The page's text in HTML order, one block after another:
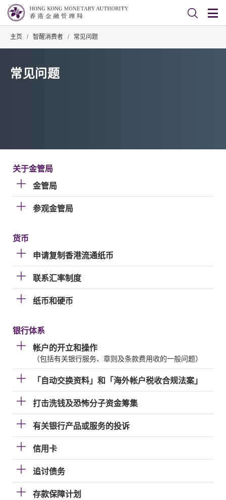
主页 / 智醒消费者 / 常见问题
常见问题
关于金管局
金管局
参观金管局
货币
申请复制香港流通纸币
联系汇率制度
纸币和硬币
银行体系
帐户的开立和操作
（包括有关银行服务、章则及条款费用收的一般问题）
「自动交换资料」和「海外帐户税收合规法案」
打击洗钱及恐怖分子资金筹集
有关银行产品或服务的投诉
信用卡
追讨债务
存款保障计划